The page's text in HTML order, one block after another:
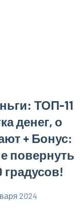
ТОП-11
денег, о
+ Бонус:
повернуть
2024